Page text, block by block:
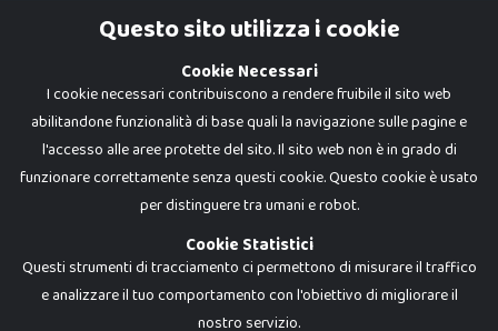
Cookie Policy
Dadi e Mattoncini è un brand di Giocabene Srl. Ogni riproduzione o utilizzo non
Questo sito utilizza i cookie
Cookie Necessari
I cookie necessari contribuiscono a rendere fruibile il sito web
abilitandone funzionalità di base quali la navigazione sulle pagine e
l'accesso alle aree protette del sito. Il sito web non è in grado di
funzionare correttamente senza questi cookie. Questo cookie è usato
per distinguere tra umani e robot.
Cookie Statistici
Questi strumenti di tracciamento ci permettono di misurare il traffico
e analizzare il tuo comportamento con l'obiettivo di migliorare il
nostro servizio.